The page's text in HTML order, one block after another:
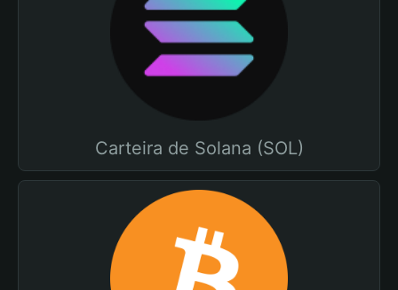
Carteira de Solana (SOL)